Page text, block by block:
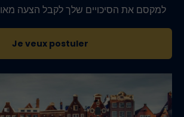
למקסם את הסיכויים שלך לקבל הצעה
Je veux postuler